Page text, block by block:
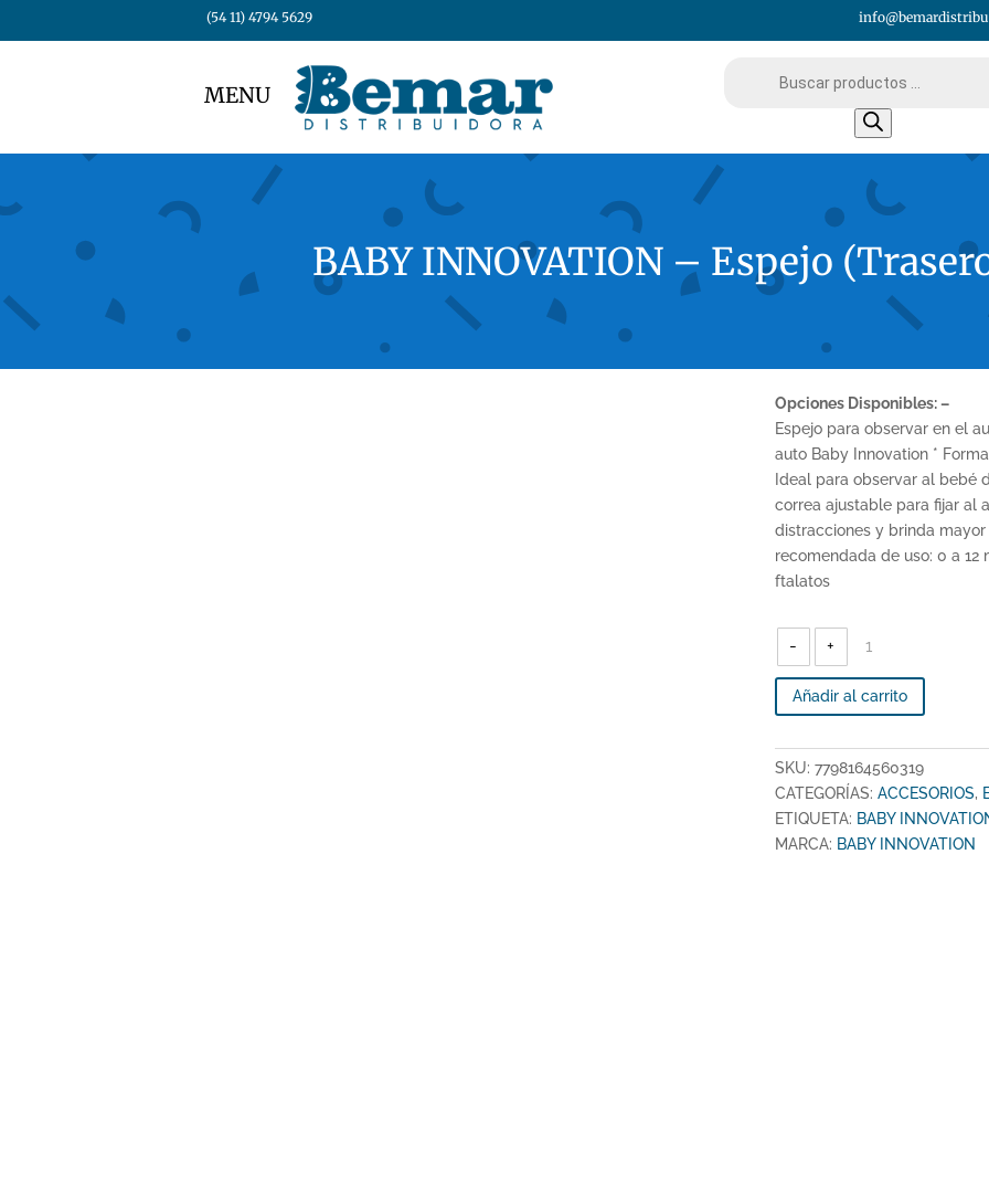
(54 11) 4794 5629
MENU
BABY INNOVATION – Espejo
Opciones Disponibles: –
Espejo para observar en el
auto Baby Innovation *
Ideal para observar al bebé
correa ajustable para fijar al
distracciones y brinda
recomendada de uso: 0 a 12
ftalatos
-
INNOVATION
-
BI0319
cantidad
+
Añadir al carrito
SKU: 7798164560319
CATEGORÍAS: ACCESORIOS,
ETIQUETA: BABY
MARCA: BABY INNOVATION